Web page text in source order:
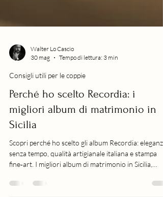
Walter Lo Cascio
30 mag
Tempo di lettura: 3 min
Consigli utili per le coppie
Perché ho scelto Recordia: i
migliori album di matrimonio in
Sicilia
Scopri perché ho scelto gli album Recordia: eleganza
fine‑art. I migliori album di matrimonio in Sicilia,